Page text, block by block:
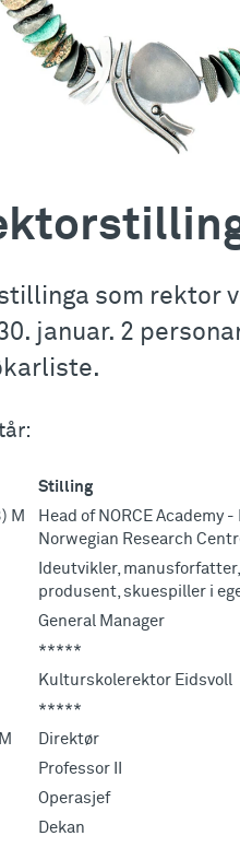
som rektor
januar. 2
Stilling
M
Head of NORCE Academy -
Norwegian Research
Ideutvikler, manusforfatter,
produsent, skuespiller i
General Manager
*****
Kulturskolerektor Eidsvoll
*****
Direktør
Professor II
Operasjef
Dekan